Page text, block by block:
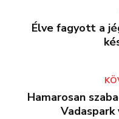
Élve fagyott a
Hamarosan